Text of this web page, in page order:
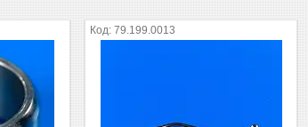
79.199.0013